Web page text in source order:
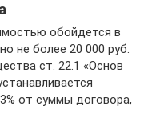
обойдется в
не более 20 000 руб.
ст. 22.1 «Основ
от суммы договора,